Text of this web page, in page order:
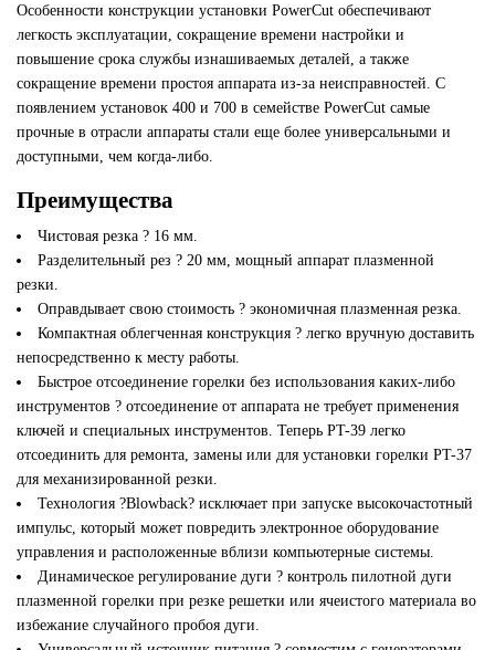
Особенности конструкции установки PowerCut обеспечивают
легкость эксплуатации, сокращение времени настройки и
повышение срока службы изнашиваемых деталей, а также
сокращение времени простоя аппарата из-за неисправностей. С
появлением установок 400 и 700 в семействе PowerCut самые
прочные в отрасли аппараты стали еще более универсальными и
доступными, чем когда-либо.
Преимущества
Чистовая резка ? 16 мм.
Разделительный рез ? 20 мм, мощный аппарат плазменной
резки.
Оправдывает свою стоимость ? экономичная плазменная резка.
Компактная облегченная конструкция ? легко вручную доставить
непосредственно к месту работы.
Быстрое отсоединение горелки без использования каких-либо
инструментов ? отсоединение от аппарата не требует применения
ключей и специальных инструментов. Теперь PT-39 легко
отсоединить для ремонта, замены или для установки горелки PT-37
для механизированной резки.
Технология ?Blowback? исключает при запуске высокочастотный
импульс, который может повредить электронное оборудование
управления и расположенные вблизи компьютерные системы.
Динамическое регулирование дуги ? контроль пилотной дуги
плазменной горелки при резке решетки или ячеистого материала во
избежание случайного пробоя дуги.